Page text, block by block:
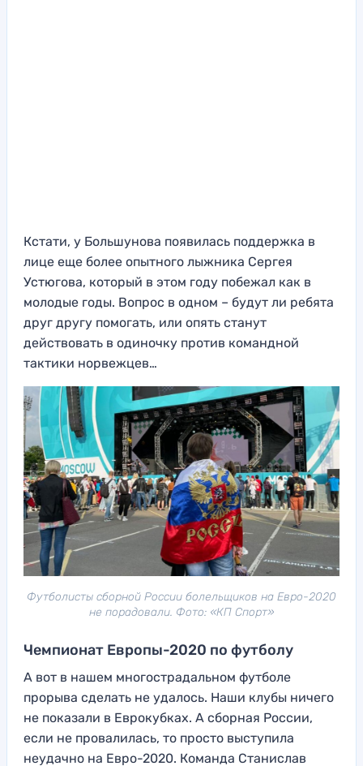
Кстати, у Большунова появилась поддержка в
лице еще более опытного лыжника Сергея
Устюгова, который в этом году побежал как в
молодые годы. Вопрос в одном – будут ли ребята
друг другу помогать, или опять станут
действовать в одиночку против командной
тактики норвежцев…
Футболисты сборной России болельщиков на Евро-2020
не порадовали. Фото: «КП Спорт»
Чемпионат Европы-2020 по футболу
А вот в нашем многострадальном футболе
прорыва сделать не удалось. Наши клубы ничего
не показали в Еврокубках. А сборная России,
если не провалилась, то просто выступила
неудачно на Евро-2020. Команда Станислав